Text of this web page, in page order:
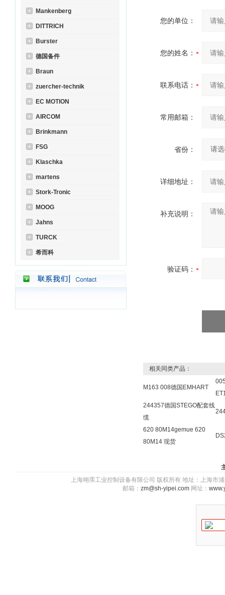
Mankenberg
DITTRICH
Burster
德国备件
Braun
zuercher-technik
EC MOTION
AIRCOM
Brinkmann
FSG
Klaschka
martens
Stork-Tronic
MOOG
Jahns
TURCK
希而科
您的单位：
您的姓名：
联系电话：
常用邮箱：
省份：
详细地址：
补充说明：
验证码：
相关同类产品：
M163 008德国EMHART
244357德国STEGO配套线
缆
620 80M14gemue 620
80M14 现货
上海翊霈工业控制设备有限公司 版权所有 地址：上海
邮箱： zm@sh-yipei.com 网址：